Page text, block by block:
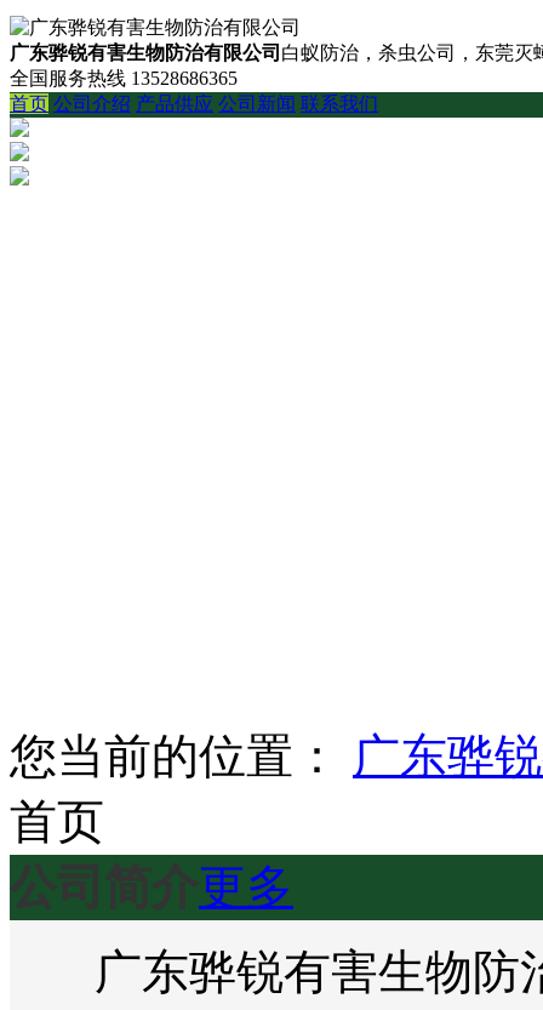
广东骅锐有害生物防治有限公司 白蚁防治，杀虫公司，东莞灭
全国服务热线 13528686365
首页 公司介绍 产品供应 公司新闻 联系我们
您当前的位置：
广东骅
首页
公司简介更多
广东骅锐有害生物防